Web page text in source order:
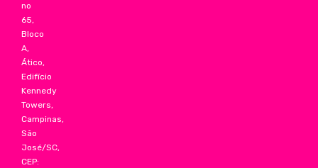
no
65,
Bloco
A,
Ático,
Edifício
Kennedy
Towers,
Campinas,
São
José/SC,
CEP: